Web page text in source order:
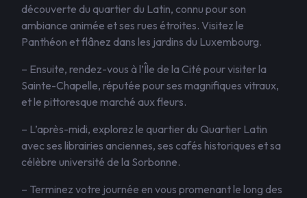
découverte du quartier du Latin, connu pour son
ambiance animée et ses rues étroites. Visitez le
Panthéon et flânez dans les jardins du Luxembourg.
– Ensuite, rendez-vous à l’Île de la Cité pour visiter la
Sainte-Chapelle, réputée pour ses magnifiques vitraux,
et le pittoresque marché aux fleurs.
– L’après-midi, explorez le quartier du Quartier Latin
avec ses librairies anciennes, ses cafés historiques et sa
célèbre université de la Sorbonne.
– Terminez votre journée en vous promenant le long des